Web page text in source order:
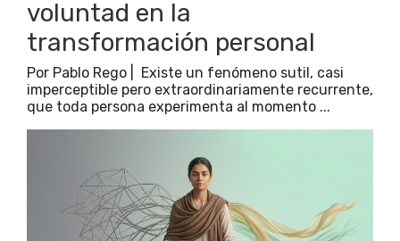
voluntad en la
transformación personal
Por Pablo Rego | Existe un fenómeno sutil, casi
imperceptible pero extraordinariamente recurrente,
que toda persona experimenta al momento ...